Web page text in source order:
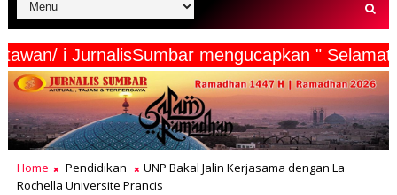
Wartawan/ i JurnalisSumbar mengucapkan "
Home Pendidikan
UNP Bakal Jalin Kerjasama dengan La
Rochella Universite Prancis